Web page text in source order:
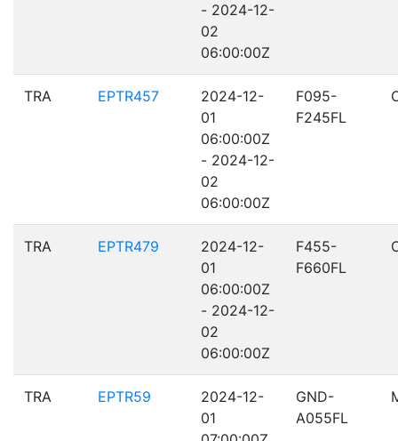
- 2024-12-
02
06:00:00Z
TRA EPTR457
2024-12-
01
06:00:00Z
- 2024-12-
02
06:00:00Z
F095-
F245FL
TRA EPTR479
2024-12-
01
06:00:00Z
- 2024-12-
02
06:00:00Z
F455-
F660FL
TRA EPTR59
2024-12-
01
GND-
A055FL